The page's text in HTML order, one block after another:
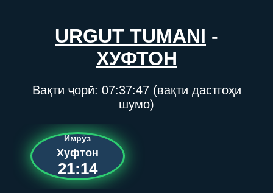
URGUT TUMANI -
ХУФТОН
Вақти ҷорӣ: 07:37:47(вақти дастгоҳи
шумо)
Имрӯз
Хуфтон
21:14